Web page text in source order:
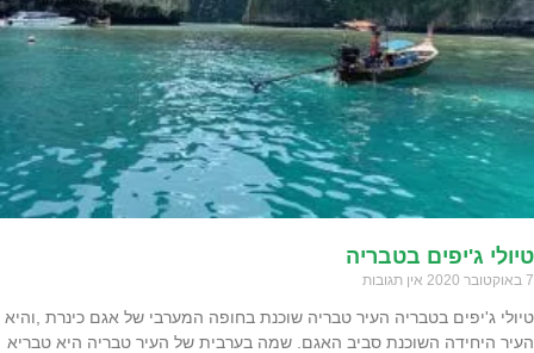
טיולי ג'יפים בטבריה
7 באוקטובר 2020 אין תגובות
טיולי ג'יפים בטבריה העיר טבריה שוכנת בחופה המערבי של אגם כינרת ,והיא
העיר היחידה השוכנת סביב האגם. שמה בערבית של העיר טבריה היא טבריא